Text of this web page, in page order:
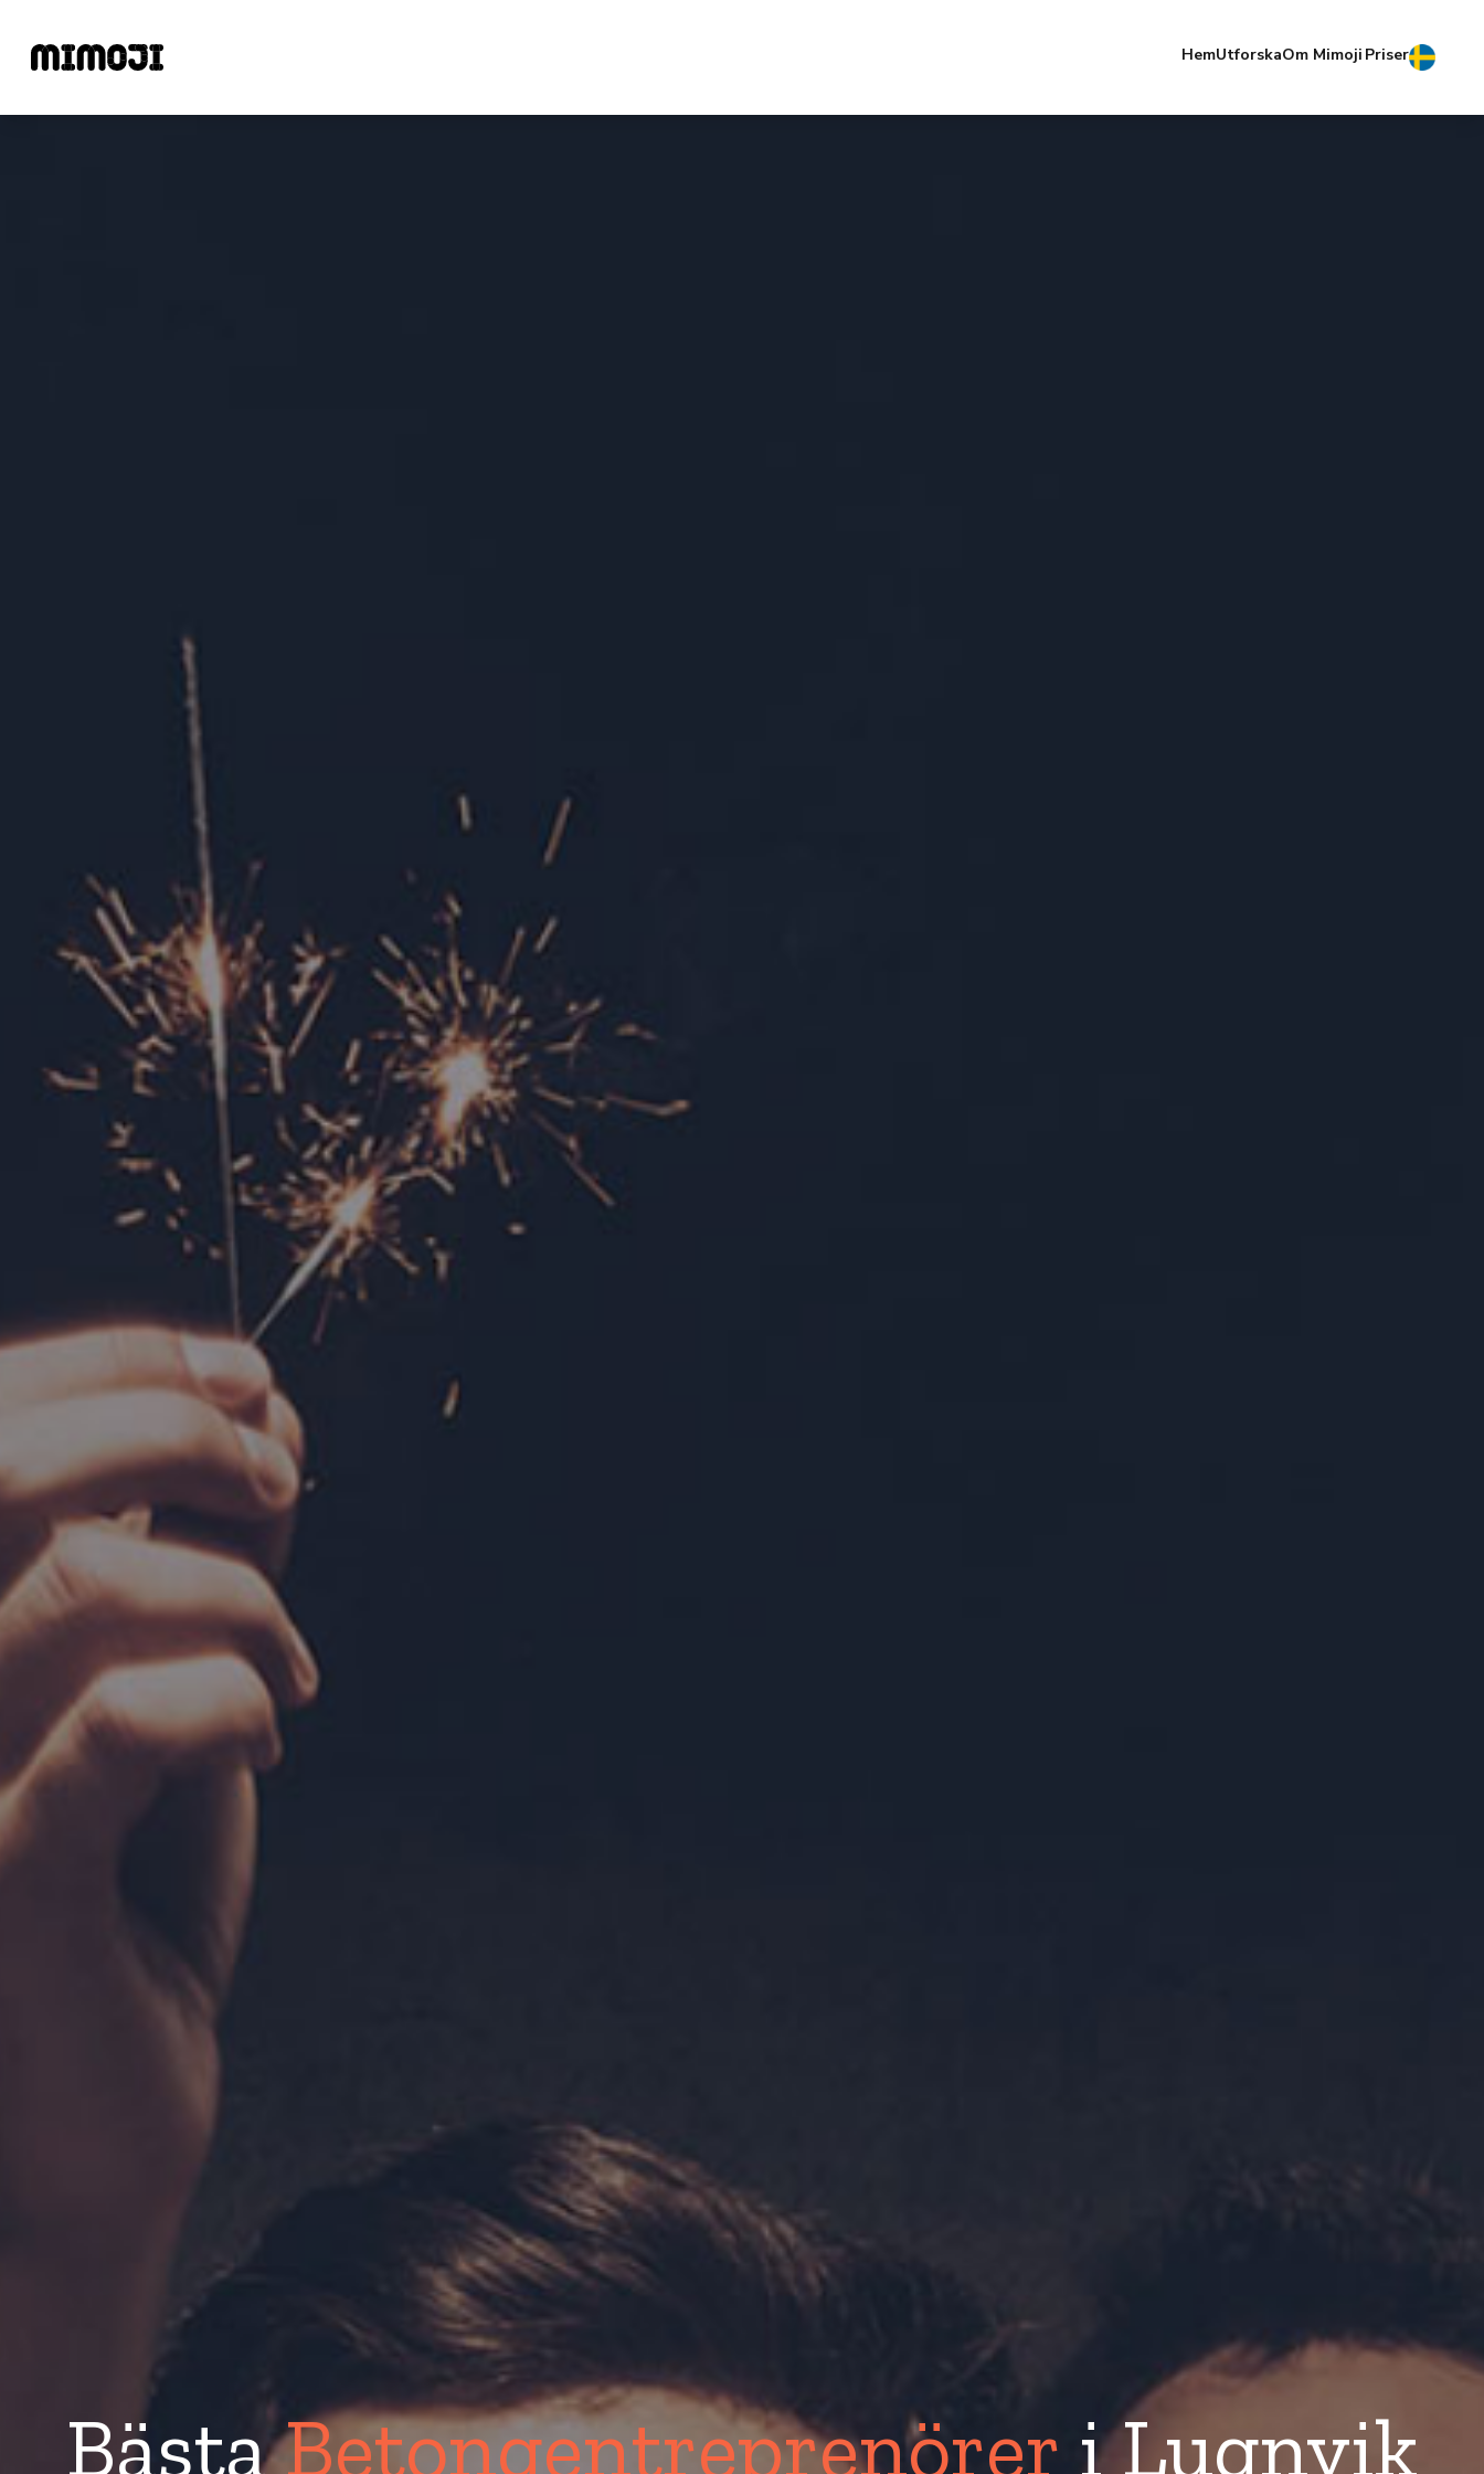
HemUtforskaOm Mimoji Priser
BästaBetongentreprenörer i Lugnvik